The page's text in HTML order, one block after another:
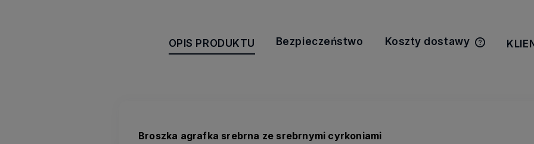
OPIS PRODUKTU Bezpieczeństwo Koszty dostawy
Broszka agrafka srebrna ze srebrnymi cyrkoniami